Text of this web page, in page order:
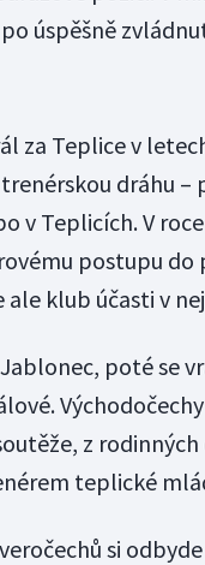
úspěšně
za Teplice v
dráhu
v Teplicích. V
postupu do
klub účasti v
poté se
z
teplické
si